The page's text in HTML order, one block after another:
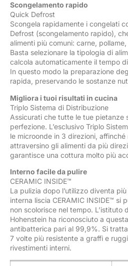
Scongelamento rapido
Quick Defrost
Scongela rapidamente i congelati
Defrost (scongelamento rapido),
alimenti più comuni: carne,
Basta selezionare la tipologia di
calcola automaticamente il tempo
In questo modo la preparazione
rapida, preservando le sostanze
Migliora i tuoi risultati in cucina
Triplo Sistema di Distribuzione
Assicurati che tutte le tue pietanze
perfezione. L’esclusivo Triplo
le microonde in 3 direzioni,
attraversino gli alimenti da più
garantisce una cottura molto più
Interno facile da pulire
CERAMIC INSIDE™
La pulizia dopo l’utilizzo diventa
interna liscia CERAMIC INSIDE™ si
non scolorisce nel tempo. L’istituto
Hohenstein ha riconosciuto a
antibatterica pari al 99,9%. Si
7 volte più resistente a graffi e
rivestimenti interni.